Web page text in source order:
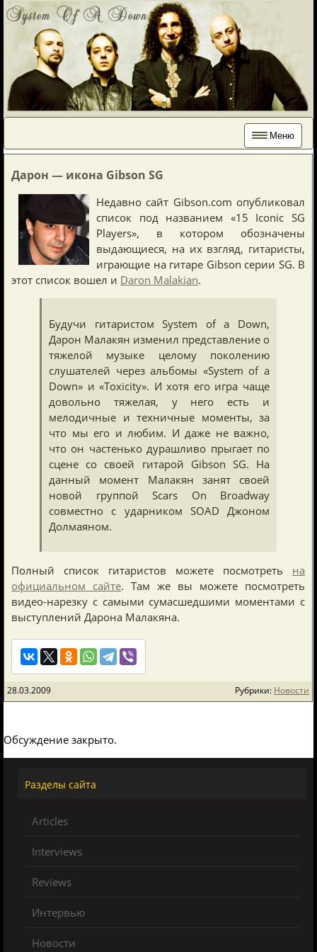
Меню
Дарон — икона Gibson SG
Недавно сайт Gibson.com опубликовал
список под названием «15 Iconic SG
Players», в котором обозначены
выдающиеся, на их взгляд, гитаристы,
играющие на гитаре Gibson серии SG. В
этот список вошел и Daron Malakian.
Будучи гитаристом System of a Down,
Дарон Малакян изменил представление о
тяжелой музыке целому поколению
слушателей через альбомы «System of a
Down» и «Toxicity». И хотя его игра чаще
довольно тяжелая, у него есть и
мелодичные и техничные моменты, за
что мы его и любим. И даже не важно,
что он частенько дурашливо прыгает по
сцене со своей гитарой Gibson SG. На
данный момент Малакян занят своей
новой группой Scars On Broadway
совместно с ударником SOAD Джоном
Долмаяном.
Полный список гитаристов можете посмотреть на
официальном сайте. Там же вы можете посмотреть
видео-нарезку с самыми сумасшедшими моментами с
выступлений Дарона Малакяна.
28.03.2009 Рубрики: Новости
Обсуждение закрыто.
Разделы сайта
Articles
Interviews
Reviews
Интервью
Новости